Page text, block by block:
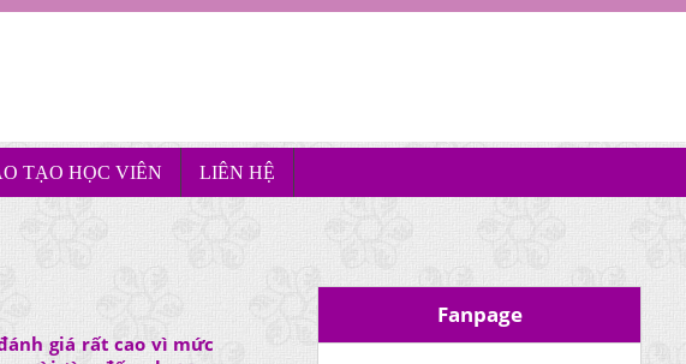
TẠO HỌC VIÊN LIÊN HỆ
giá rất cao vì mức
Fanpage